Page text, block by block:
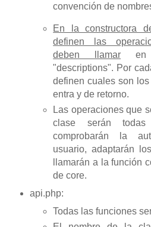
convención de
En la constructora
definen las
deben llamar en
"descriptions". Por
definen cuales son
entra y de retorno.
Las operaciones que
clase serán
comprobarán la
usuario, adaptarán
llamarán a la función
de core.
api.php:
Todas las funciones